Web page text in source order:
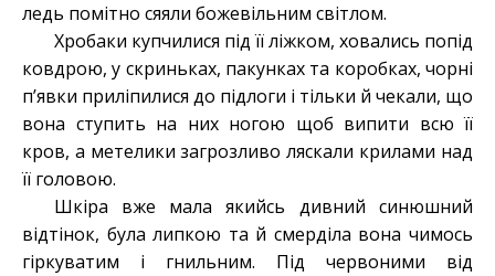
ледь помітно сяяли божевільним світлом.
Хробаки купчилися під її ліжком, ховались попід
ковдрою, у скриньках, пакунках та коробках, чорні
п’явки приліпилися до підлоги і тільки й чекали, що
вона ступить на них ногою щоб випити всю її
кров, а метелики загрозливо ляскали крилами над
її головою.
Шкіра вже мала якийсь дивний синюшний
відтінок, була липкою та й смерділа вона чимось
гіркуватим і гнильним. Під червоними від